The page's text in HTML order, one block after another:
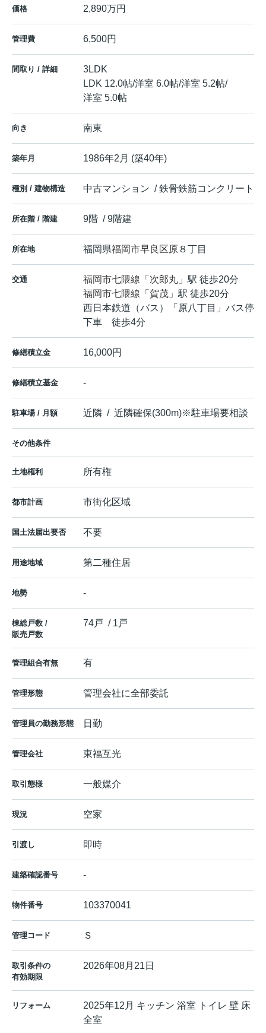
価格 2,890万円
管理費 6,500円
間取り / 詳細
3LDK
LDK 12.0帖/洋室 6.0帖/洋室 5.2帖/
洋室 5.0帖
向き 南東
築年月 1986年2月 (築40年)
種別 / 建物構造 中古マンション / 鉄骨鉄筋コンクリート
所在階 / 階建 9階 / 9階建
所在地 福岡県福岡市早良区原 ８丁目
交通 福岡市七隈線 「 次郎丸 」駅 徒歩20分
福岡市七隈線 「 賀茂 」駅 徒歩20分
西日本鉄道（バス）「原八丁目」バス停
下車 徒歩4分
修繕積立金 16,000円
修繕積立基金 -
駐車場 / 月額 近隣 / 近隣確保(300m)※駐車場要相談
その他条件
土地権利 所有権
都市計画 市街化区域
国土法届出要否 不要
用途地域 第二種住居
地勢 -
棟総戸数 /
販売戸数
74戸 / 1戸
管理組合有無 有
管理形態 管理会社に全部委託
管理員の勤務形態 日勤
管理会社 東福互光
取引態様 一般媒介
現況 空家
引渡し 即時
建築確認番号 -
物件番号 103370041
管理コード Ｓ
取引条件の
有効期限
2026年08月21日
リフォーム
2025年12月 キッチン 浴室 トイレ 壁 床
全室